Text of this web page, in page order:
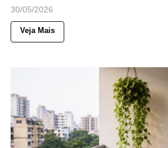
30/05/2026
Veja Mais